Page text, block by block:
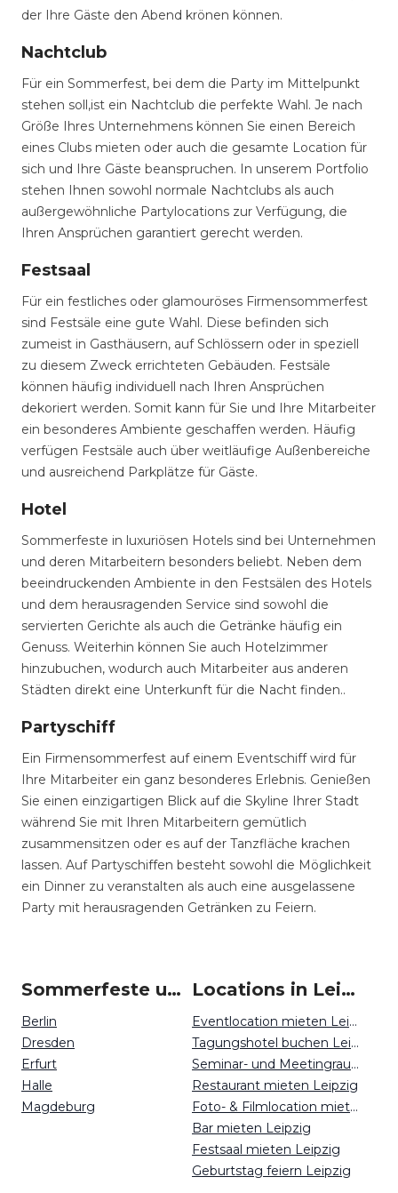
der Ihre Gäste den Abend krönen können.
Nachtclub
Für ein Sommerfest, bei dem die Party im Mittelpunkt
stehen soll,ist ein Nachtclub die perfekte Wahl. Je nach
Größe Ihres Unternehmens können Sie einen Bereich
eines Clubs mieten oder auch die gesamte Location für
sich und Ihre Gäste beanspruchen. In unserem Portfolio
stehen Ihnen sowohl normale Nachtclubs als auch
außergewöhnliche Partylocations zur Verfügung, die
Ihren Ansprüchen garantiert gerecht werden.
Festsaal
Für ein festliches oder glamouröses Firmensommerfest
sind Festsäle eine gute Wahl. Diese befinden sich
zumeist in Gasthäusern, auf Schlössern oder in speziell
zu diesem Zweck errichteten Gebäuden. Festsäle
können häufig individuell nach Ihren Ansprüchen
dekoriert werden. Somit kann für Sie und Ihre Mitarbeiter
ein besonderes Ambiente geschaffen werden. Häufig
verfügen Festsäle auch über weitläufige Außenbereiche
und ausreichend Parkplätze für Gäste.
Hotel
Sommerfeste in luxuriösen Hotels sind bei Unternehmen
und deren Mitarbeitern besonders beliebt. Neben dem
beeindruckenden Ambiente in den Festsälen des Hotels
und dem herausragenden Service sind sowohl die
servierten Gerichte als auch die Getränke häufig ein
Genuss. Weiterhin können Sie auch Hotelzimmer
hinzubuchen, wodurch auch Mitarbeiter aus anderen
Städten direkt eine Unterkunft für die Nacht finden..
Partyschiff
Ein Firmensommerfest auf einem Eventschiff wird für
Ihre Mitarbeiter ein ganz besonderes Erlebnis. Genießen
Sie einen einzigartigen Blick auf die Skyline Ihrer Stadt
während Sie mit Ihren Mitarbeitern gemütlich
zusammensitzen oder es auf der Tanzfläche krachen
lassen. Auf Partyschiffen besteht sowohl die Möglichkeit
ein Dinner zu veranstalten als auch eine ausgelassene
Party mit herausragenden Getränken zu Feiern.
Sommerfeste um Leipzig
Berlin
Dresden
Erfurt
Halle
Magdeburg
Locations in Leipzig mieten
Eventlocation mieten Leipzig
Tagungshotel buchen Leipzig
Seminar- und Meetingraum mieten Leipzig
Restaurant mieten Leipzig
Foto- & Filmlocation mieten Leipzig
Bar mieten Leipzig
Festsaal mieten Leipzig
Geburtstag feiern Leipzig